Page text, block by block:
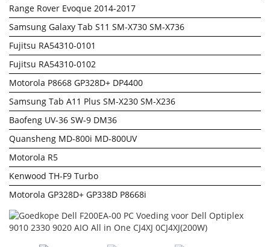
Range Rover Evoque 2014-2017
Samsung Galaxy Tab S11 SM-X730 SM-X736
Fujitsu RA54310-0101
Fujitsu RA54310-0102
Motorola P8668 GP328D+ DP4400
Samsung Tab A11 Plus SM-X230 SM-X236
Baofeng UV-36 SW-9 DM36
Quansheng MD-800i MD-800UV
Motorola R5
Kenwood TH-F9 Turbo
Motorola GP328D+ GP338D P8668i